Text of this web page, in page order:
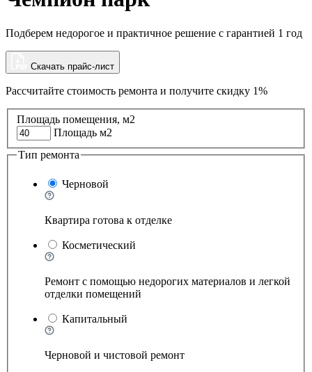
Подберем недорогое и практичное решение с гарантией 1 год
Скачать прайс-лист
Рассчитайте стоимость ремонта и получите скидку 1%
Площадь помещения, м2
Площадь м2
Тип ремонта
Черновой
Квартира готова к отделке
Косметический
Ремонт с помощью недорогих материалов и легкой
отделки помещений
Капитальный
Черновой и чистовой ремонт